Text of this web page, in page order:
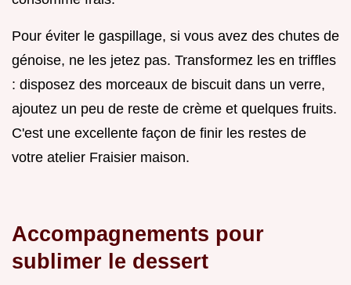
Pour éviter le gaspillage, si vous avez des chutes de
génoise, ne les jetez pas. Transformez les en triffles
: disposez des morceaux de biscuit dans un verre,
ajoutez un peu de reste de crème et quelques fruits.
C'est une excellente façon de finir les restes de
votre atelier Fraisier maison.
Accompagnements pour
sublimer le dessert